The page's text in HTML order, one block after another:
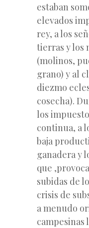
estaban
elevados
rey, a los
tierras y los
(molinos,
grano) y al
diezmo
cosecha).
los
continua, a
baja
ganadera y
que
subidas de
crisis de
a menudo
campesinas